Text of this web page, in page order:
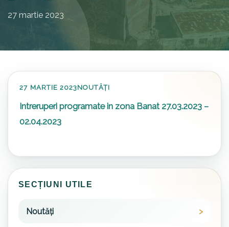
27 martie 2023
27 MARTIE 2023NOUTĂȚI
Intreruperi programate in zona Banat 27.03.2023 –
02.04.2023
SECȚIUNI UTILE
Noutăți